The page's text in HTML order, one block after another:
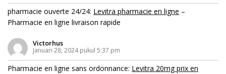
pharmacie ouverte 24/24: Levitra pharmacie en ligne –
Pharmacie en ligne livraison rapide
Victorhus
Januari 28, 2024 pukul 5:37 pm
Pharmacie en ligne sans ordonnance: Levitra 20mg prix en